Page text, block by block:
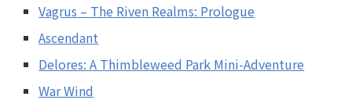
Vagrus – The Riven Realms: Prologue
Ascendant
Delores: A Thimbleweed Park Mini-Adventure
War Wind